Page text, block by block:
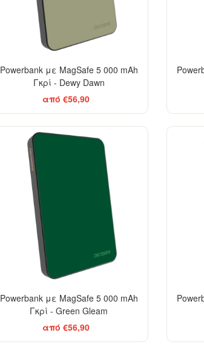
Powerbank με MagSafe 5 000 mAh
Γκρί - Dewy Dawn
από €56,90
Powerbank με MagSafe 5 000 mAh
Γκρί - Green Gleam
από €56,90